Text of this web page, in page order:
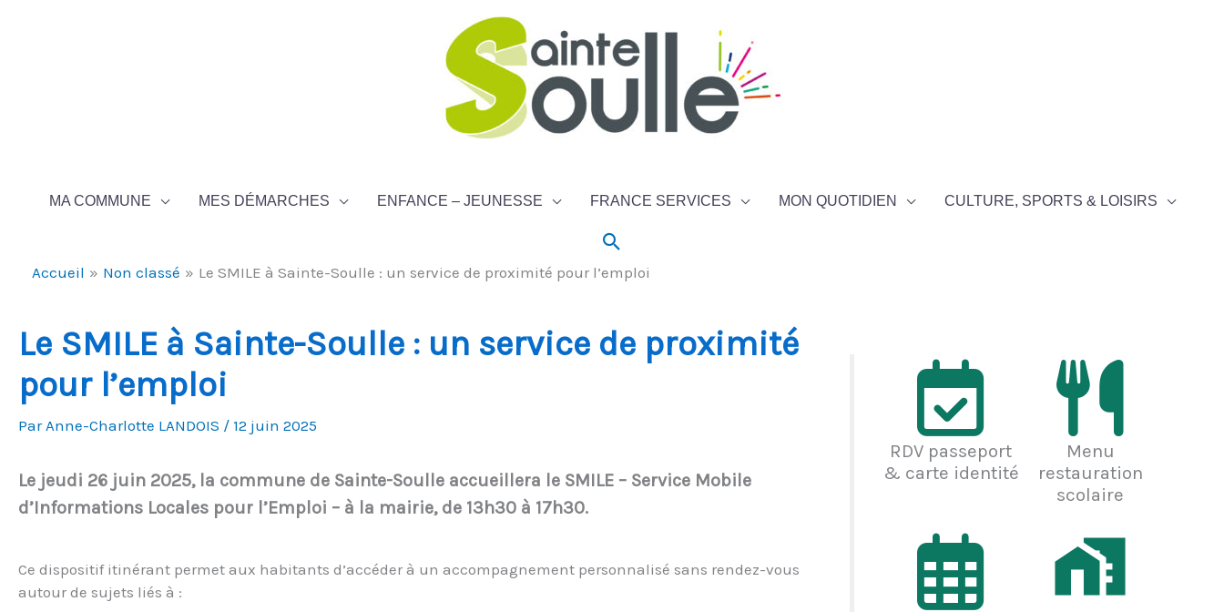
MA COMMUNE MES DÉMARCHES ENFANCE – JEUNESSE FRANCE SERVICES MON QUOTIDIEN CULTURE, SPORTS & LOISIRS
Rechercher
Accueil Non classé Le SMILE à Sainte-Soulle : un service de proximité pour l’emploi
Le SMILE à Sainte-Soulle : un service de proximité
pour l’emploi
ParAnne-Charlotte LANDOIS / 12 juin 2025
Le jeudi 26 juin 2025, la commune de Sainte-Soulle accueillera le SMILE – Service Mobile
d’Informations Locales pour l’Emploi – à la mairie, de 13h30 à 17h30.
Ce dispositif itinérant permet aux habitants d’accéder à un accompagnement personnalisé sans rendez-vous
autour de sujets liés à :
RDV passeport
& carte identité
Menu
restauration
scolaire